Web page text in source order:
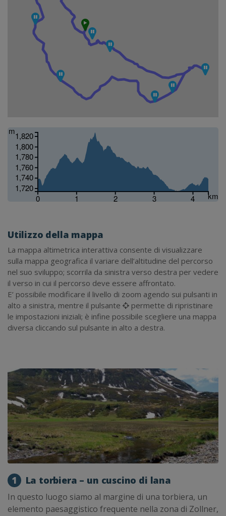
0 1 2 3 4 km
1,720
1,740
1,760
1,780
1,800
1,820
m
Utilizzo della mappa
La mappa altimetrica interattiva consente di visualizzare
sulla mappa geografica il variare dell’altitudine del percorso
nel suo sviluppo; scorrila da sinistra verso destra per vedere
il verso in cui il percorso deve essere affrontato.
E’ possibile modificare il livello di zoom agendo sui pulsanti in
alto a sinistra, mentre il pulsante
permette di ripristinare
le impostazioni iniziali; è infine possibile scegliere una mappa
diversa cliccando sul pulsante in alto a destra.
1 La torbiera – un cuscino di lana
In questo luogo siamo al margine di una torbiera, un
elemento paesaggistico frequente nella zona di Zollner,